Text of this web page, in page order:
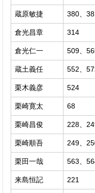
蔵原敏捷 380、
倉光昌章 314
倉光仁一 509、
蔵土義任 552、
栗木義彦 524
栗崎寛太 68
栗崎昌俊 228、
栗崎順吾 249、
栗田一哉 563、
来島恒記 221